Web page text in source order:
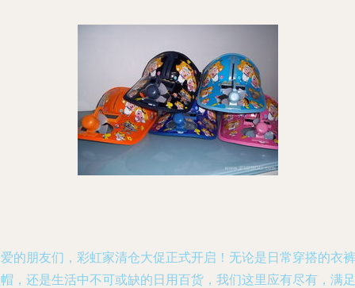
的朋友们，彩虹家清仓大促正式开启！无论是日常穿搭的衣裤
，还是生活中不可或缺的日用百货，我们这里应有尽有，满足